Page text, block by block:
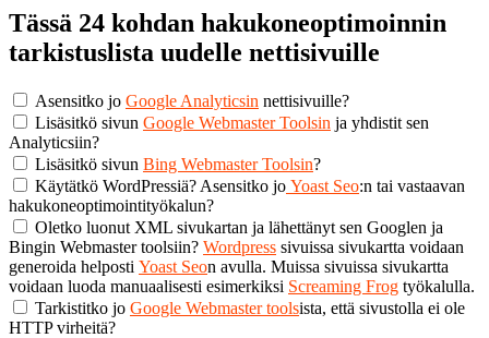
Tässä 24 kohdan hakukoneoptimoinnin
tarkistuslista uudelle nettisivuille
Asensitko jo Google Analyticsin nettisivuille?
Lisäsitkö sivun Google Webmaster Toolsin ja yhdistit sen
Analyticsiin?
Lisäsitkö sivun Bing Webmaster Toolsin?
Käytätkö WordPressiä? Asensitko jo Yoast Seo:n tai vastaavan
hakukoneoptimointityökalun?
Oletko luonut XML sivukartan ja lähettänyt sen Googlen ja
Bingin Webmaster toolsiin? Wordpress sivuissa sivukartta voidaan
generoida helposti Yoast Seon avulla. Muissa sivuissa sivukartta
voidaan luoda manuaalisesti esimerkiksi Screaming Frog työkalulla.
Tarkistitko jo Google Webmaster toolsista, että sivustolla ei ole
HTTP virheitä?